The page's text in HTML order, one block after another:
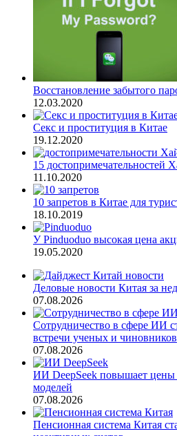
Восстановление забытого
12.03.2020
Секс и проституция в Китае
19.12.2020
15 достопримечательностей
11.10.2020
10 запретов в Китае для
18.10.2019
У Pinduoduo высокая цена
19.05.2020
Деловые новости Китая за
07.08.2026
Сотрудничество в сфере ИИ
встречи ученых и чиновников
07.08.2026
ИИ DeepSeek повышает цены
моделей
07.08.2026
Пенсионная система Китая